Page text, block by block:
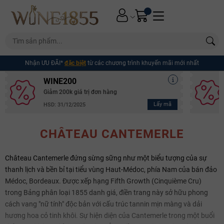
Nhận ƯU ĐÃI* đặc biệt từ các chương trình khuyến mãi mới nhất
WINE200
Giảm 200k giá trị đơn hàng
HSD: 31/12/2025 Lấy mã
CHÂTEAU CANTEMERLE
Château Cantemerle đứng sừng sững như một biểu tượng của sự
thanh lịch và bền bỉ tại tiểu vùng Haut-Médoc, phía Nam của bán đảo
Médoc, Bordeaux. Được xếp hạng Fifth Growth (Cinquième Cru)
trong Bảng phân loại 1855 danh giá, điền trang này sở hữu phong
cách vang "nữ tính" độc bản với cấu trúc tannin mịn màng và dải
hương hoa cỏ tinh khôi. Sự hiện diện của Cantemerle trong một buổi